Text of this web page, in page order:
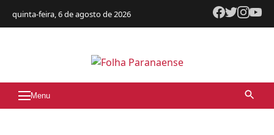
quinta-feira, 6 de agosto de 2026
Menu